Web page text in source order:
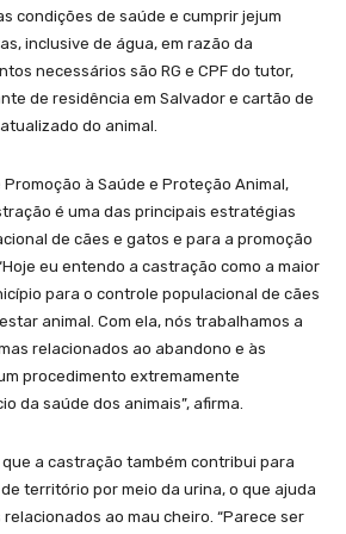
condições de saúde e cumprir jejum
inclusive de água, em razão da
necessários são RG e CPF do tutor,
de residência em Salvador e cartão de
do animal.
à Saúde e Proteção Animal,
é uma das principais estratégias
de cães e gatos e para a promoção
eu entendo a castração como a maior
para o controle populacional de cães
animal. Com ela, nós trabalhamos a
relacionados ao abandono e às
procedimento extremamente
da saúde dos animais”, afirma.
a castração também contribui para
território por meio da urina, o que ajuda
ao mau cheiro. “Parece ser